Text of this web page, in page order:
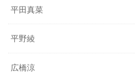
平田真菜
平野綾
広橋涼